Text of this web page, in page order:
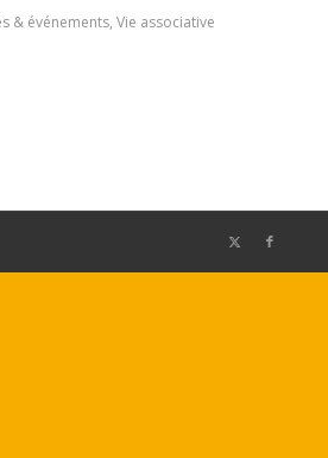
& événements,Vie associative